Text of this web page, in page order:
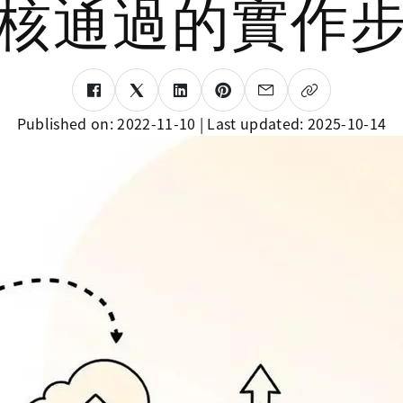
通過的實作
Published on:2022-11-10 | Last updated: 2025-10-14